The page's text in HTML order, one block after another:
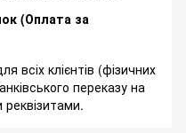
(Оплата за
всіх клієнтів (фізичних
переказу на